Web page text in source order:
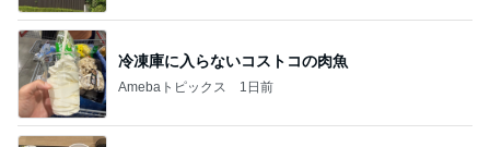
冷凍庫に入らないコストコの肉魚
Amebaトピックス 1日前